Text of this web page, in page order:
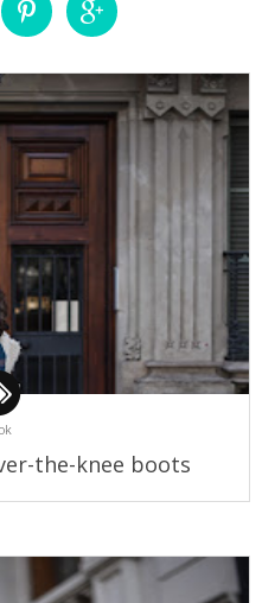
the-knee boots